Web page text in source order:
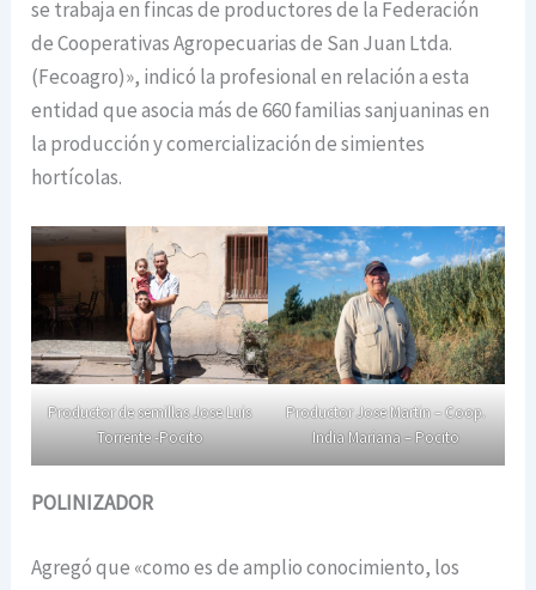
se trabaja en fincas de productores de la Federación
de Cooperativas Agropecuarias de San Juan Ltda.
(Fecoagro)», indicó la profesional en relación a esta
entidad que asocia más de 660 familias sanjuaninas en
la producción y comercialización de simientes
hortícolas.
Productor de semillas Jose Luis
Torrente -Pocito
Productor Jose Martin – Coop.
India Mariana – Pocito
POLINIZADOR
Agregó que «como es de amplio conocimiento, los